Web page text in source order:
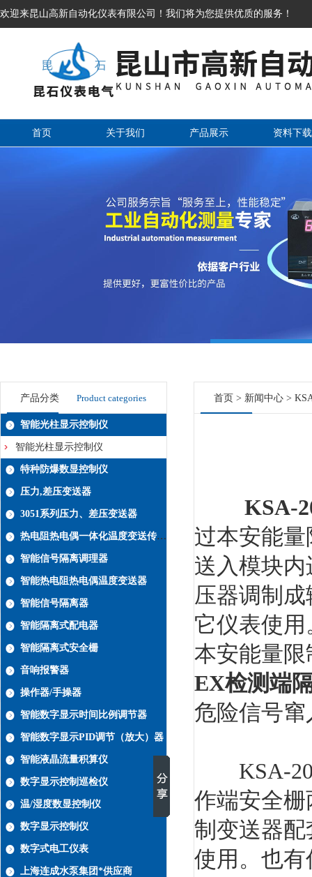
欢迎来昆山高新自动化仪表有限公司！我们将为您提供优质的服务！
首页 关于我们 产品展示 资料下载
产品分类 Product categories
智能光柱显示控制仪
智能光柱显示控制仪
特种防爆数显控制仪
压力,差压变送器
3051系列压力、差压变送器
热电阻热电偶一体化温度变送传感器系列
智能信号隔离调理器
智能热电阻热电偶温度变送器
智能信号隔离器
智能隔离式配电器
智能隔离式安全栅
音响报警器
操作器/手操器
智能数字显示时间比例调节器
智能数字显示PID调节（放大）器
智能液晶流量积算仪
数字显示控制巡检仪
温/湿度数显控制仪
数字显示控制仪
数字式电工仪表
上海连成水泵集团*供应商
首页 > 新闻中心 >
KSA-
过本安能
送入模块
压器调制
它仪表使
本安能量
EX检测端
危险信号
KSA-
作端安全
制变送器
使用。也